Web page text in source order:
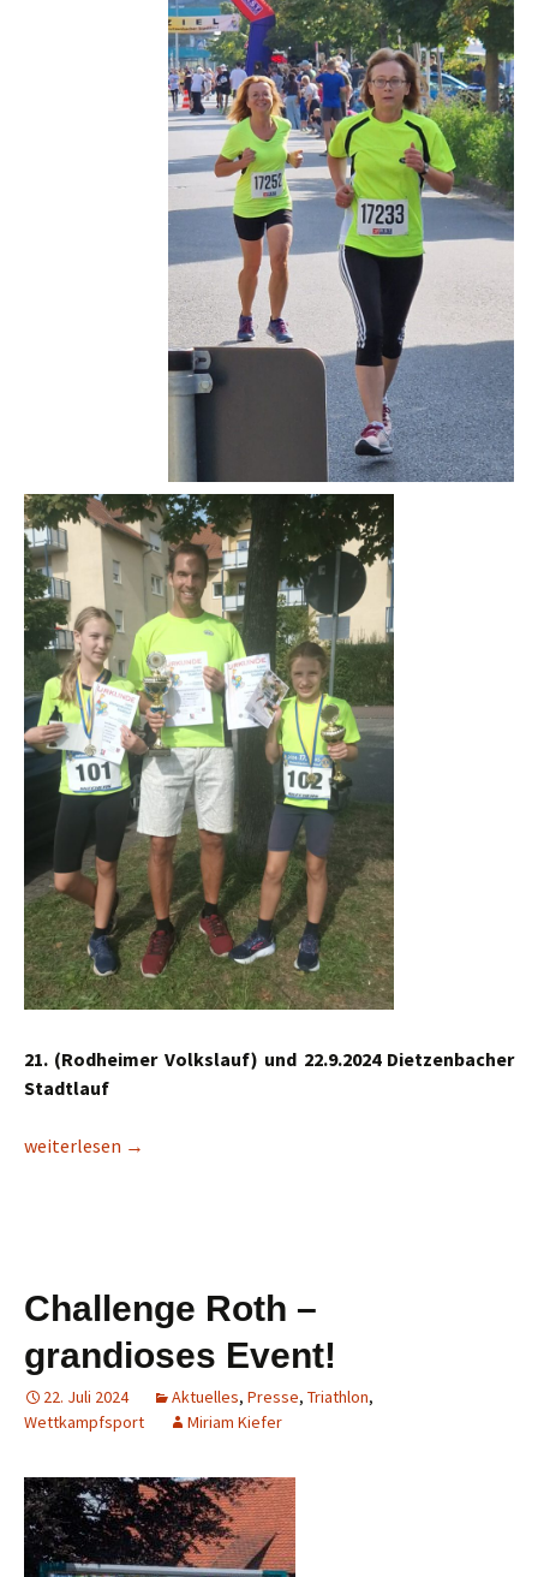
21. (Rodheimer Volkslauf) und 22.9.2024 Dietzenbacher
Stadtlauf
Gelungenes Laufwochenende
weiterlesen →
Challenge Roth –
grandioses Event!
22. Juli 2024 Aktuelles, Presse, Triathlon,
Wettkampfsport
Miriam Kiefer